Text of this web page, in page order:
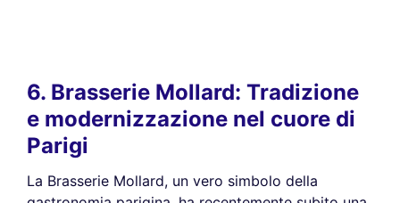
6. Brasserie Mollard: Tradizione
e modernizzazione nel cuore di
Parigi
La Brasserie Mollard, un vero simbolo della